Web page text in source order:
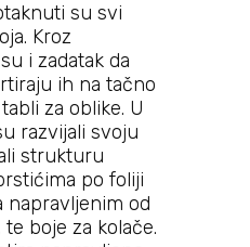
su svi
Kroz
i zadatak da
ih na tačno
za oblike. U
razvijali svoju
strukturu
po foliji
napravljenim od
boje za kolače.